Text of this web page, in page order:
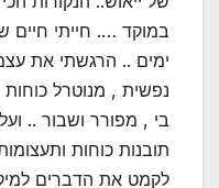
במוקד …. חייתי
ימים .. הרגשתי את
נפשית , מנוטרל
בי , מפורר ושבור ..
תובנות כוחות
לקמט את הדברים